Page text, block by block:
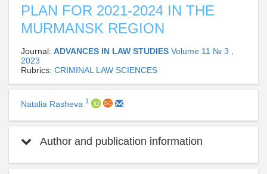
PLAN FOR 2021-2024 IN THE
MURMANSK REGION
Journal: ADVANCES IN LAW STUDIES Volume 11 № 3 ,
2023
Rubrics: CRIMINAL LAW SCIENCES
Natalia Rasheva 1
Author and publication information